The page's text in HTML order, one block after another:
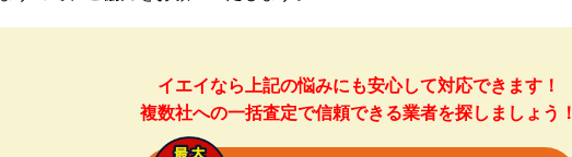
イエイなら上記の悩みにも安心して対応できます！
複数社への一括査定で信頼できる業者を探しましょう！